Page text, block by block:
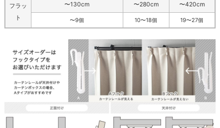
フラッ
ト
〜130cm 〜280cm 〜420cm
〜9個 10〜18個 19〜27個